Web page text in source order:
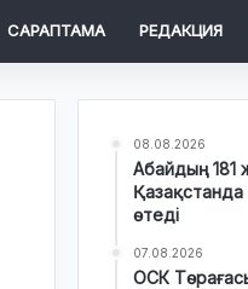
САРАПТАМА РЕДАКЦИЯ
08.08.2026
Абайдың 181
өтеді
07.08.2026
ОСК